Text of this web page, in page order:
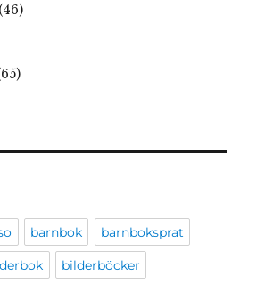
(46)
barnbok barnboksprat
bilderböcker